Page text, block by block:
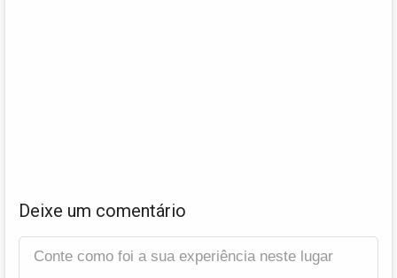
Deixe um comentário